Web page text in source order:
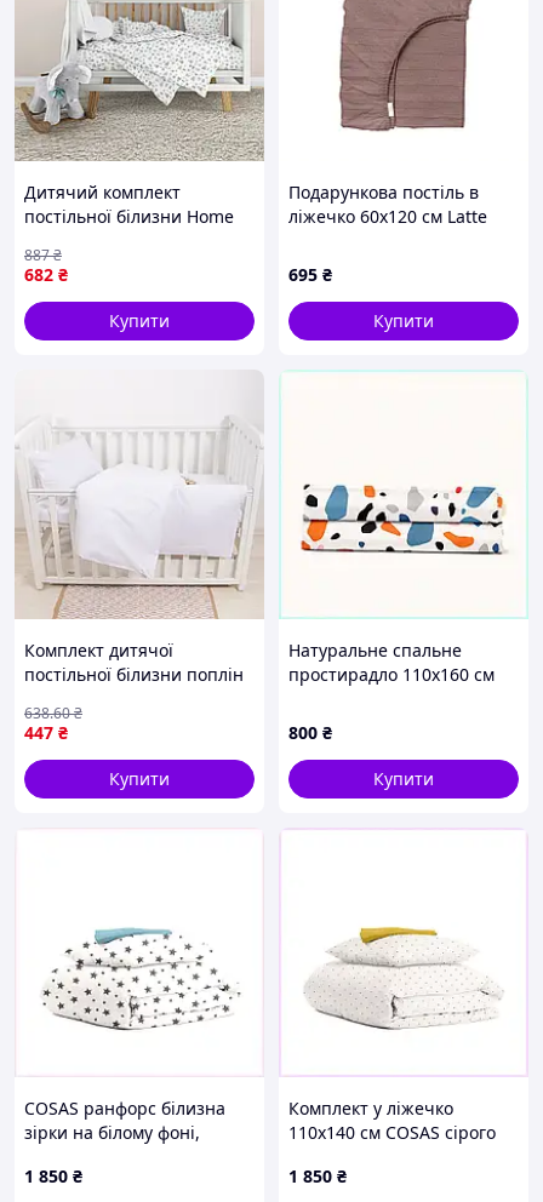
Дитячий комплект
постільної білизни Home
ментоловий) 174749
682 ₴
887₴
Купити
Подарункова постіль в
ліжечко 60х120 см Latte
695 ₴
Купити
Комплект дитячої
постільної білизни поплін
105х145 см постіль для
дитини однотонна
447 ₴
638.60₴
Купити
Натуральне спальне
простирадло 110х160 см
800 ₴
Купити
COSAS ранфорс білизна
зірки на білому фоні,
1 850 ₴
Комплект у ліжечко
110х140 см COSAS сірого
1 850 ₴